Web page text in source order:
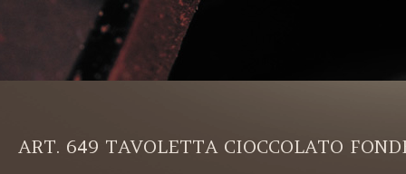
ART. 649 TAVOLETTA CIOCCOLATO